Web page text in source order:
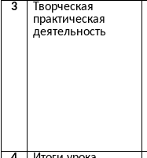
3
Творческая
практическая
деятельность